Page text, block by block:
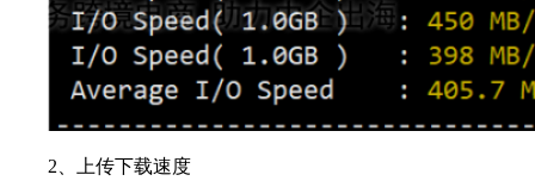
2、上传下载速度